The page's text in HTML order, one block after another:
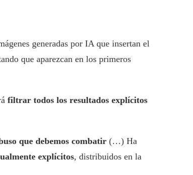
generadas por IA que insertan el
que aparezcan en los primeros
filtrar todos los resultados explícitos
que debemos combatir (…) Ha
explícitos, distribuidos en la